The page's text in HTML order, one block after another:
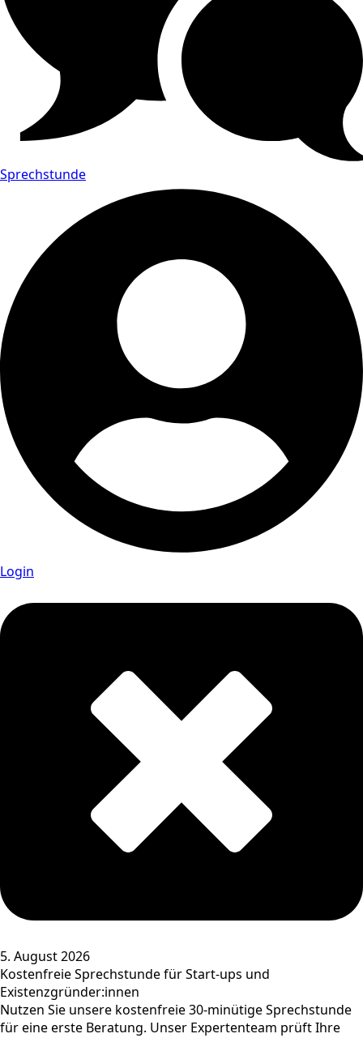
Sprechstunde
Login
5. August 2026
Kostenfreie Sprechstunde für Start-ups und
Existenzgründer:innen
Nutzen Sie unsere kostenfreie 30-minütige Sprechstunde
für eine erste Beratung. Unser Expertenteam prüft Ihre